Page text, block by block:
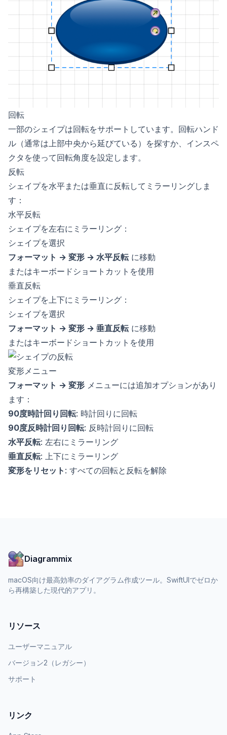
回転
一部のシェイプは回転をサポートしています。回転ハンド
ル（通常は上部中央から延びている）を探すか、インスペ
クタを使って回転角度を設定します。
反転
シェイプを水平または垂直に反転してミラーリングしま
す：
水平反転
シェイプを左右にミラーリング：
シェイプを選択
フォーマット → 変形 → 水平反転に移動
またはキーボードショートカットを使用
垂直反転
シェイプを上下にミラーリング：
シェイプを選択
フォーマット → 変形 → 垂直反転に移動
またはキーボードショートカットを使用
変形メニュー
フォーマット → 変形 メニューには追加オプションがあり
ます：
90度時計回り回転: 時計回りに回転
90度反時計回り回転: 反時計回りに回転
水平反転: 左右にミラーリング
垂直反転: 上下にミラーリング
変形をリセット : すべての回転と反転を解除
Diagrammix
macOS向け最高効率のダイアグラム作成ツール。SwiftUIでゼロか
ら再構築した現代的アプリ。
リソース
ユーザーマニュアル
バージョン2（レガシー）
サポート
リンク